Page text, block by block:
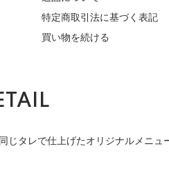
特定商取引法に基づく表記
買い物を続ける
じタレで仕上げたオリジナルメニュ